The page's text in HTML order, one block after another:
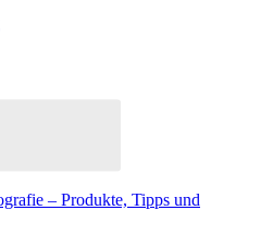
– Produkte, Tipps und